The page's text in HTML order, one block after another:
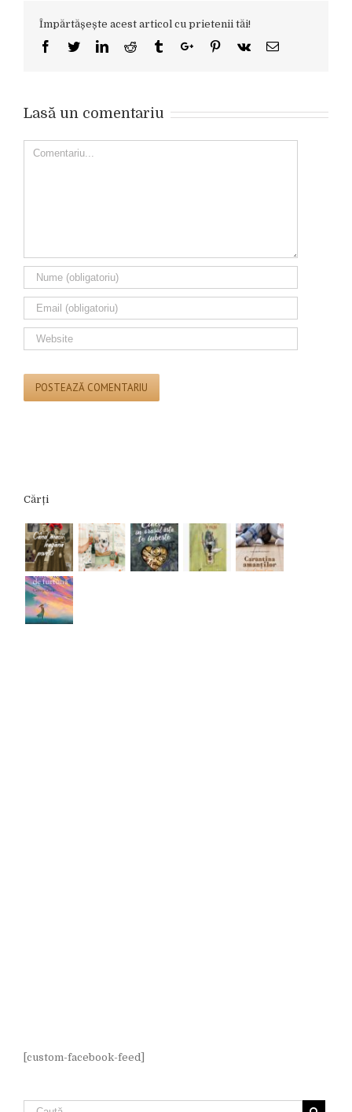
Împărtășește acest articol cu prietenii tăi!
Facebook
TwitterLinkedinReddit TumblrGoogle+Pinterest
Vk Email
Lasă un comentariu
Comment
Cărți
[custom-facebook-feed]